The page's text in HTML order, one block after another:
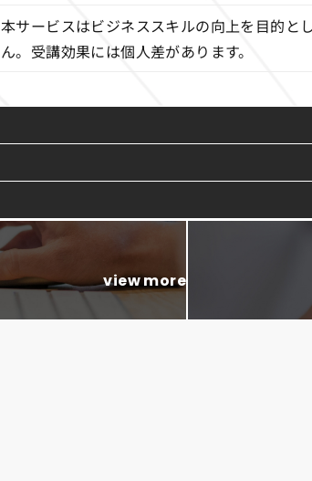
本サービスはビジネススキルの向上を目的と
ん。受講効果には個人差があります。
view more